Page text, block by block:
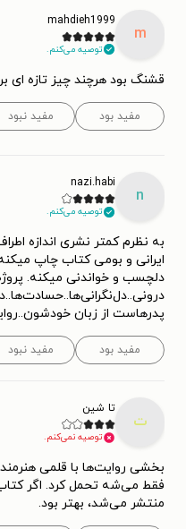
m
mahdieh1999
توصیه می‌کنم.
قشنگ بود هرچند چیز تازه ای
مفید بود مفید نبود
n
nazi.habi
توصیه می‌کنم.
به نظرم کمتر نشری اندازه
ایرانی و بومی کتاب چاپ
دلچسب و‌ خواندنی میکنه‌.
پدرهاست از زبان
مفید بود مفید نبود
ت
تا شین
توصیه نمی‌کنم.
بخشی روایت‌ها با قلمی
فقط می‌شه تحمل کرد. اگر
منتشر می‌شد، بهتر بود.